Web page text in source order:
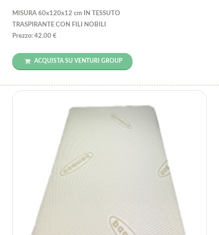
MISURA 60x120x12 cm IN TESSUTO
TRASPIRANTE CON FILI NOBILI
Prezzo: 42.00 €
ACQUISTA SU VENTURI GROUP